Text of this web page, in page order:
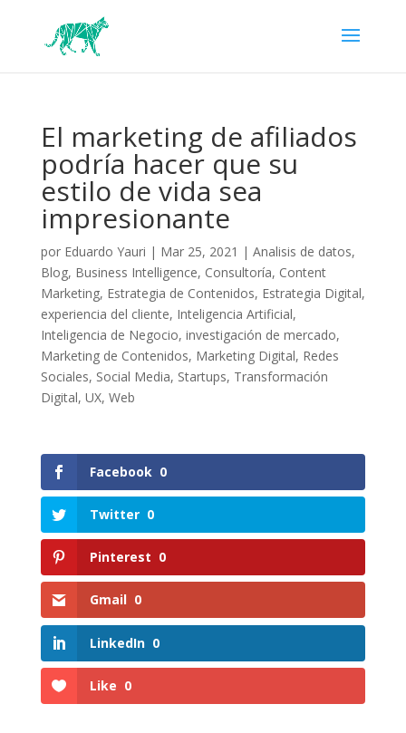
El marketing de afiliados
podría hacer que su
estilo de vida sea
impresionante
por Eduardo Yauri | Mar 25, 2021 | Analisis de datos,
Blog, Business Intelligence, Consultoría, Content
Marketing, Estrategia de Contenidos, Estrategia Digital,
experiencia del cliente, Inteligencia Artificial,
Inteligencia de Negocio, investigación de mercado,
Marketing de Contenidos, Marketing Digital, Redes
Sociales, Social Media, Startups, Transformación
Digital, UX, Web
Facebook 0
Twitter 0
Pinterest 0
Gmail 0
LinkedIn 0
Like 0